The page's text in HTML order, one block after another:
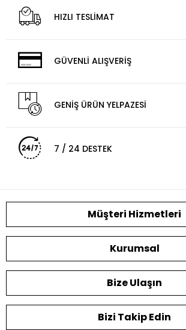
HIZLI TESLİMAT
GÜVENLİ ALIŞVERİŞ
GENİŞ ÜRÜN YELPAZESİ
7 / 24 DESTEK
Müşteri Hizmetleri
Kurumsal
Bize Ulaşın
Bizi Takip Edin